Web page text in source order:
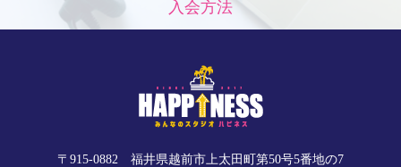
入会方法
〒915-0882 福井県越前市上太田町第50号5番地の7